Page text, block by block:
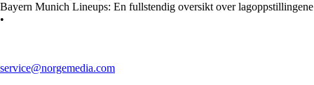
Bayern Munich Lineups: En fullstendig oversikt over lagoppstillingene
•
service@norgemedia.com